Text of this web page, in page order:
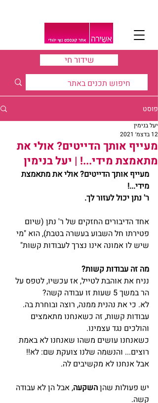
שידור חי
פוסט
מעייף אותך הדייטים? אולי את
מתאמצת מידי...! | יעל בנימין
יעל בנימין
12 בדצמ׳ 2021
מעייף אותך הדייטים? אולי את מתאמצת
מידי...!
ר' נתן יכול לעזור לך.
אחד הדיבורים החזקים של ר' נתן (שיום
פטירתו חל השבוע בעשרה בטבת), הוא "מי
שיש לו אמונה אינו נצרך לעבודות קשות"
מה זה עבודות קשות?
נניח את אוהבת לטייל, אז עכשיו, לטפס על
הר במשך 5 שעות זו עבודה קשה?
לא. כי את נהנית ממנה, רוצה ובוחרת בה.
עבודות קשות, זה כשאנחנו מתאמצים
והולכים נגד עצמינו.
כשאנחנו עושים משהו שאנחנו לא באמת
רוצים... והנשמה שלנו צועקת שם: לא!!
אבל אנחנו לא מקשיבים לה.
יש פעולות שהן השקעה, אבל הן לא עבודה
קשה.